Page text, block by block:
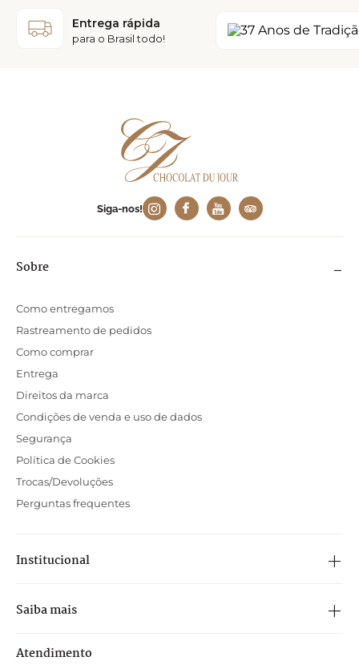
Entrega rápida
para o Brasil todo!
Siga-nos!
Sobre
Como entregamos
Rastreamento de pedidos
Como comprar
Entrega
Direitos da marca
Condições de venda e uso de dados
Segurança
Política de Cookies
Trocas/Devoluções
Perguntas frequentes
Institucional
Saiba mais
Atendimento